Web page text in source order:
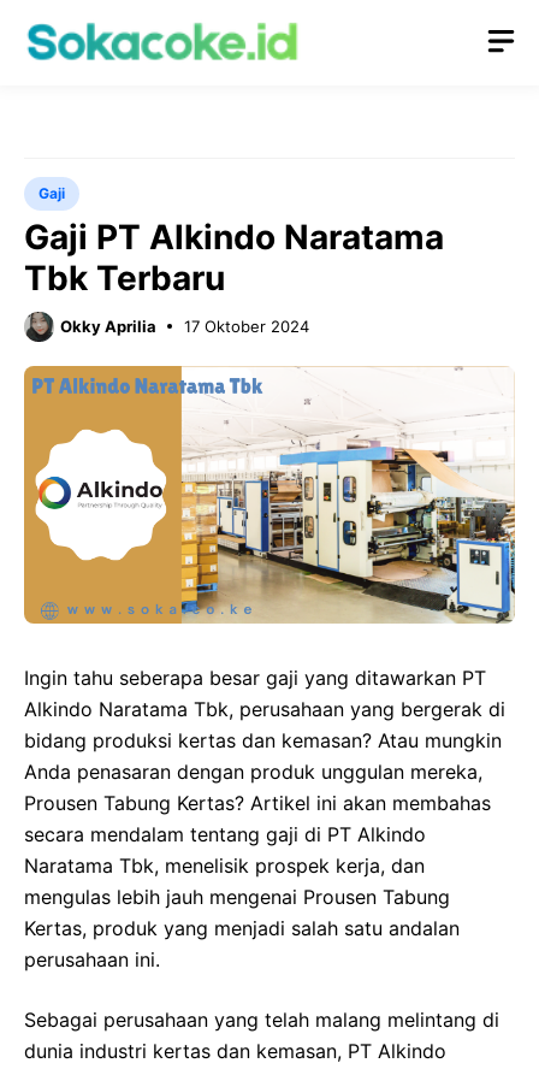
Gaji
Gaji PT Alkindo Naratama
Tbk Terbaru
Okky Aprilia 17 Oktober 2024
Ingin tahu seberapa besar gaji yang ditawarkan PT
Alkindo Naratama Tbk, perusahaan yang bergerak di
bidang produksi kertas dan kemasan? Atau mungkin
Anda penasaran dengan produk unggulan mereka,
Prousen Tabung Kertas? Artikel ini akan membahas
secara mendalam tentang gaji di PT Alkindo
Naratama Tbk, menelisik prospek kerja, dan
mengulas lebih jauh mengenai Prousen Tabung
Kertas, produk yang menjadi salah satu andalan
perusahaan ini.
Sebagai perusahaan yang telah malang melintang di
dunia industri kertas dan kemasan, PT Alkindo